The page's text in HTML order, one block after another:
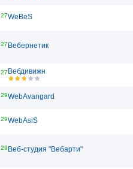
27WeBeS
27 Вебернетик
27 Вебдивижн
29WebAvangard
29WebAsiS
29 Веб-студия "Вебарти"